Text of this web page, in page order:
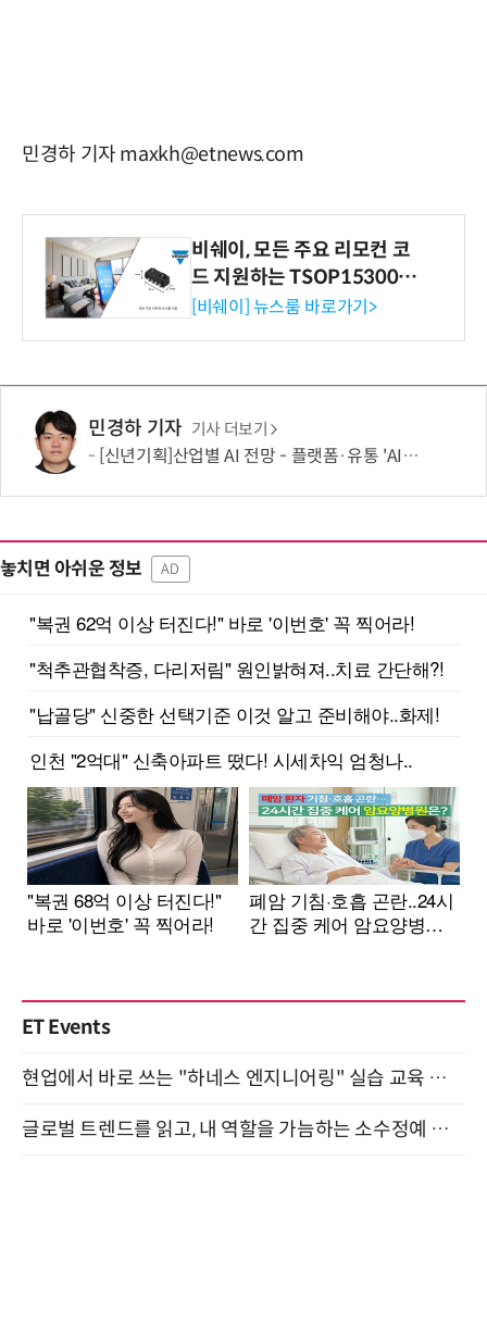
민경하 기자 maxkh@etnews.com
비쉐이, 모든 주요 리모컨 코
드 지원하는 TSOP15300 시
리즈 IR 수신기 출시
[비쉐이] 뉴스룸 바로가기>
민경하 기자 기사 더보기
[신년기획]산업별 AI 전망 - 플랫폼·유통 'AI 에이전트 시대' 개막
놓치면 아쉬운 정보 AD
ET Events
현업에서 바로 쓰는 "하네스 엔지니어링" 실습 교육 워크숍 8월 20일 개최
글로벌 트렌드를 읽고, 내 역할을 가늠하는 소수정예 실습 워크숍 (8/28)